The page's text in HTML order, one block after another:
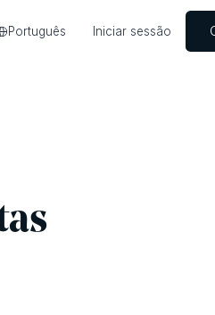
Português Iniciar sessão